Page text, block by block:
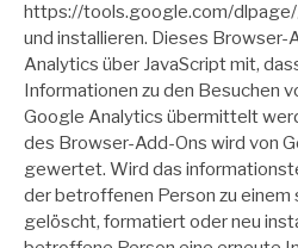
https://tools.google.com/
und installieren. Dieses Browser-
Analytics über JavaScript mit,
Informationen zu den Besuchen
Google Analytics übermittelt
des Browser-Add-Ons wird von
gewertet. Wird das
der betroffenen Person zu
gelöscht, formatiert oder neu